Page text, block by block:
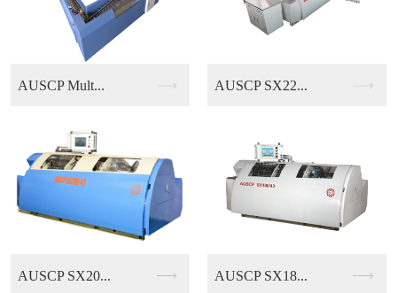
AUSCP SX22...
AUSCP SX18...
KUBUS B13/...
AUSCP QS30...